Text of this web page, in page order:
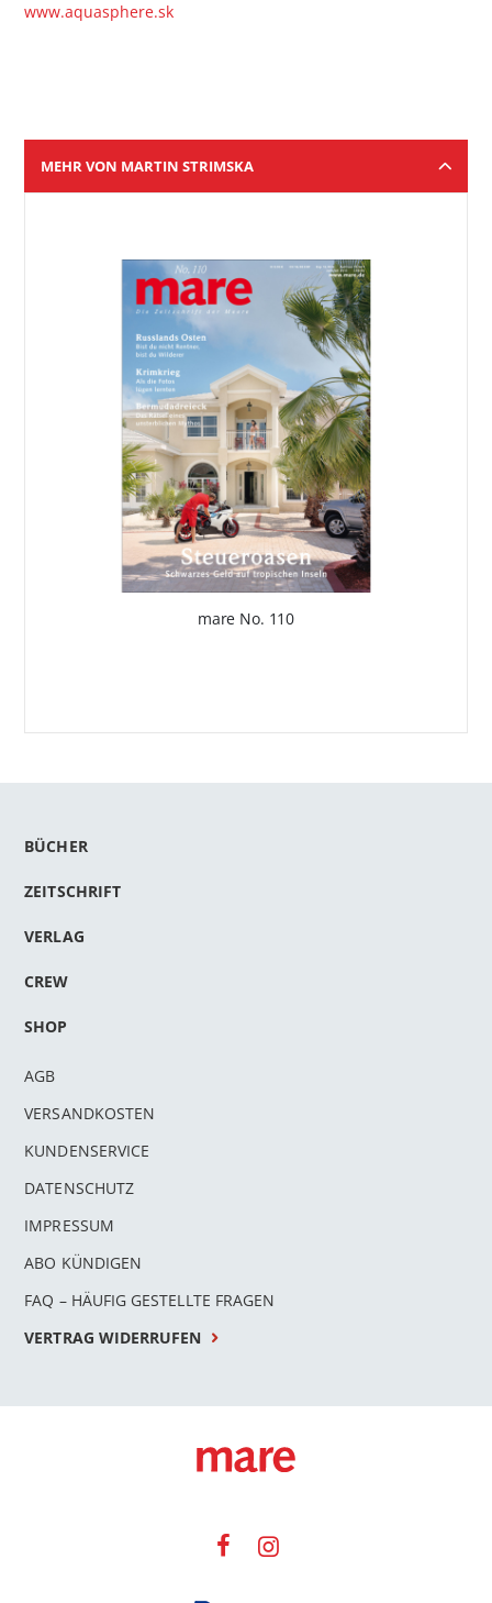
www.aquasphere.sk
MEHR VON MARTIN STRIMSKA
mare No. 110
BÜCHER
ZEITSCHRIFT
VERLAG
CREW
SHOP
AGB
VERSANDKOSTEN
KUNDENSERVICE
DATENSCHUTZ
IMPRESSUM
ABO KÜNDIGEN
FAQ – HÄUFIG GESTELLTE FRAGEN
VERTRAG WIDERRUFEN